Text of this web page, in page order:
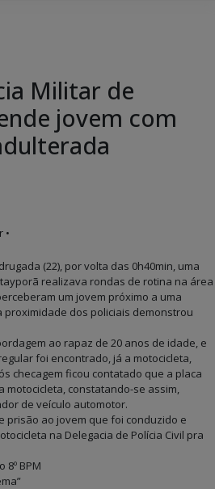
Militar de
jovem com
•
(22), por volta das 0h40min, uma
realizava rondas de rotina na área
um jovem próximo a uma
proximidade dos policiais demonstrou
ao rapaz de 20 anos de idade, e
foi encontrado, já a motocicleta,
checagem ficou contatado que a placa
motocicleta, constatando-se assim,
de veículo automotor.
prisão ao jovem que foi conduzido e
na Delegacia de Polícia Civil pra
BPM